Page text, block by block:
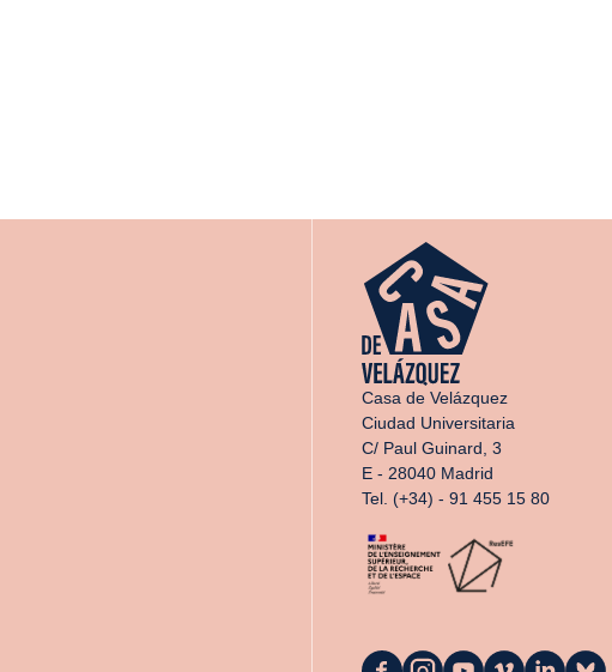
Casa de Velázquez
Ciudad Universitaria
C/ Paul Guinard, 3
E - 28040 Madrid
Tel. (+34) - 91 455 15 80